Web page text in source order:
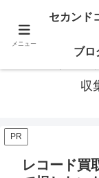
最高の“一枚”は、い
収
PR
レコード買
メニュー
セカンド
ブロ